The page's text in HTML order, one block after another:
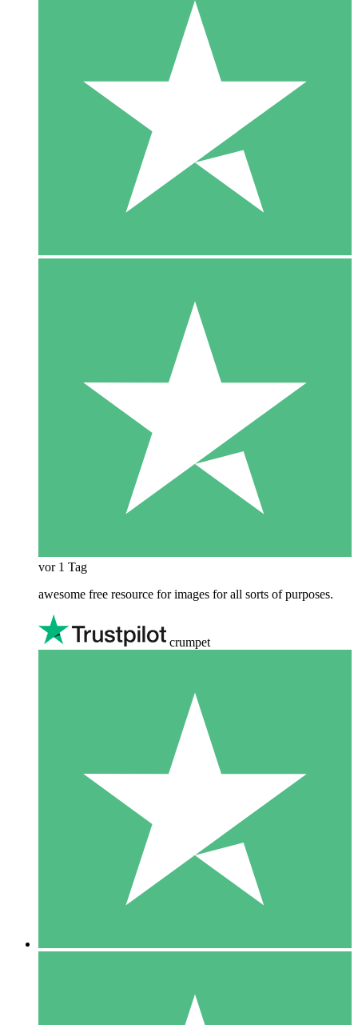
vor 1 Tag
awesome free resource for images for all sorts of purposes.
crumpet